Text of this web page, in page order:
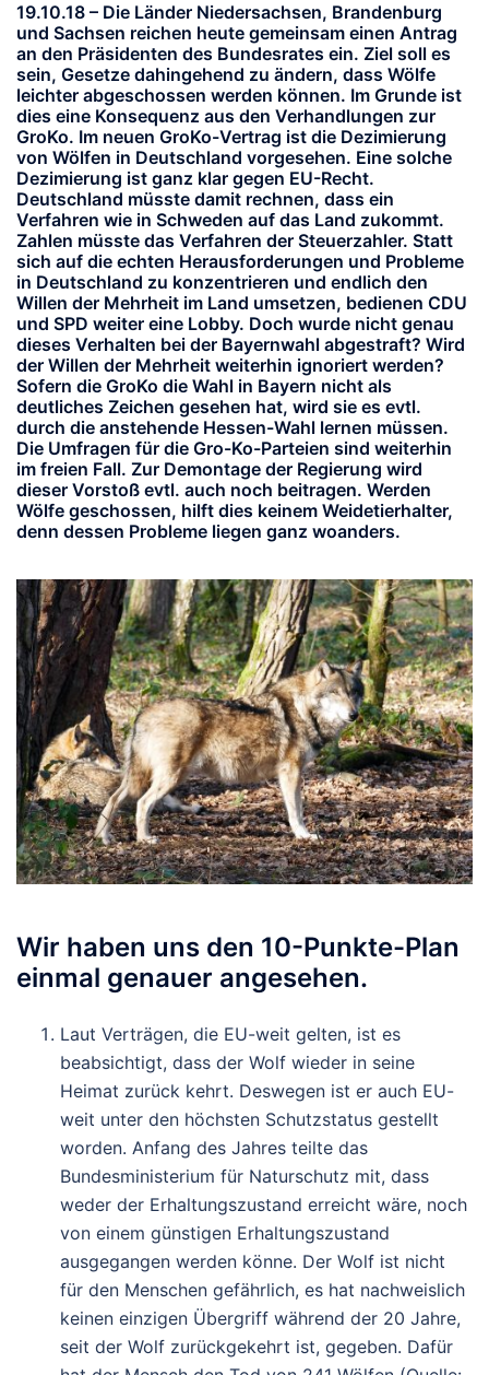
19.10.18 – Die Länder Niedersachsen, Brandenburg
und Sachsen reichen heute gemeinsam einen Antrag
an den Präsidenten des Bundesrates ein. Ziel soll es
sein, Gesetze dahingehend zu ändern, dass Wölfe
leichter abgeschossen werden können. Im Grunde ist
dies eine Konsequenz aus den Verhandlungen zur
GroKo. Im neuen GroKo-Vertrag ist die Dezimierung
von Wölfen in Deutschland vorgesehen. Eine solche
Dezimierung ist ganz klar gegen EU-Recht.
Deutschland müsste damit rechnen, dass ein
Verfahren wie in Schweden auf das Land zukommt.
Zahlen müsste das Verfahren der Steuerzahler. Statt
sich auf die echten Herausforderungen und Probleme
in Deutschland zu konzentrieren und endlich den
Willen der Mehrheit im Land umsetzen, bedienen CDU
und SPD weiter eine Lobby. Doch wurde nicht genau
dieses Verhalten bei der Bayernwahl abgestraft? Wird
der Willen der Mehrheit weiterhin ignoriert werden?
Sofern die GroKo die Wahl in Bayern nicht als
deutliches Zeichen gesehen hat, wird sie es evtl.
durch die anstehende Hessen-Wahl lernen müssen.
Die Umfragen für die Gro-Ko-Parteien sind weiterhin
im freien Fall. Zur Demontage der Regierung wird
dieser Vorstoß evtl. auch noch beitragen. Werden
Wölfe geschossen, hilft dies keinem Weidetierhalter,
denn dessen Probleme liegen ganz woanders.
Wir haben uns den 10-Punkte-Plan
einmal genauer angesehen.
Laut Verträgen, die EU-weit gelten, ist es
beabsichtigt, dass der Wolf wieder in seine
Heimat zurück kehrt. Deswegen ist er auch EU-
weit unter den höchsten Schutzstatus gestellt
worden. Anfang des Jahres teilte das
Bundesministerium für Naturschutz mit, dass
weder der Erhaltungszustand erreicht wäre, noch
von einem günstigen Erhaltungszustand
ausgegangen werden könne. Der Wolf ist nicht
für den Menschen gefährlich, es hat nachweislich
keinen einzigen Übergriff während der 20 Jahre,
seit der Wolf zurückgekehrt ist, gegeben. Dafür